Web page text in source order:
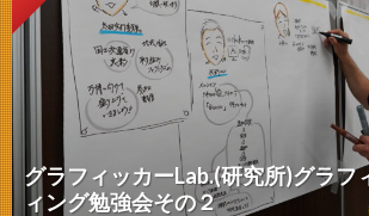
グラフィッカーLab.(研究所)グラフ
ィング勉強会その２